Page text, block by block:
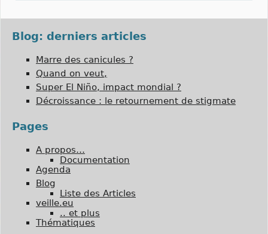
Blog: derniers articles
Marre des canicules ?
Quand on veut,
Super El Niño, impact mondial ?
Décroissance : le retournement de stigmate
Pages
A propos…
Documentation
Agenda
Blog
Liste des Articles
veille.eu
.. et plus
Thématiques